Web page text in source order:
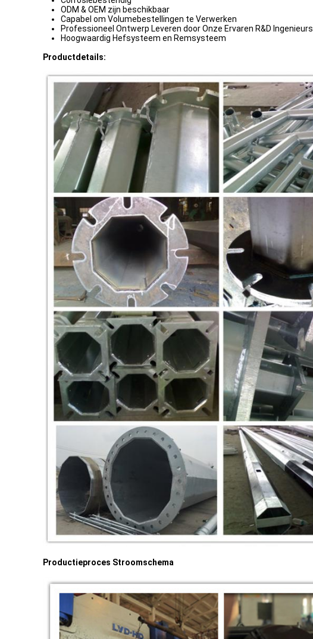
ODM & OEM zijn beschikbaar
Capabel om Volumebestellingen te Verwerken
Professioneel Ontwerp Leveren door Onze Ervaren R&D Ingenieurs
Hoogwaardig Hefsysteem en Remsysteem
Productdetails:
Productieproces Stroomschema